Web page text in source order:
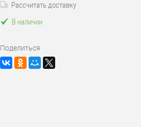
Рассчитать доставку
В наличии
Поделиться